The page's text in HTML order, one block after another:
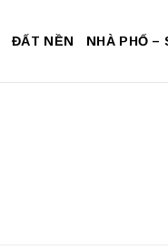
ĐẤT NỀN NHÀ PHỐ –